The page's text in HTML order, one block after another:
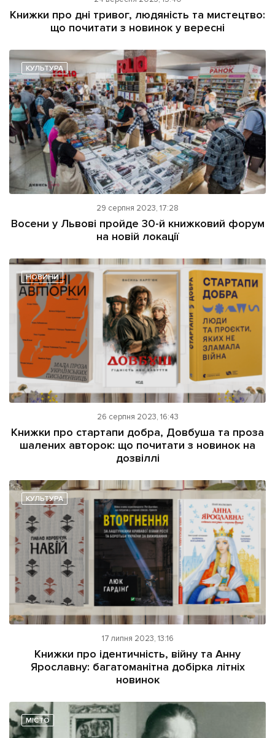
Інтерв'ю
Картки
Репортаж
Розслідування
Погляди
Ініціативи
Лонгріди
Прес-релізи
Фото/Відео
Made in Lviv
Зв'язатися з нами
[email protected] Реклама на сайті
Політика конфіденційності
Наші соц мережі
Підтримати dyvys.info
Книжки про дні тривог, людяність та мистецтво:
що почитати з новинок у вересні
КУЛЬТУРА
29 серпня 2023, 17:28
Восени у Львові пройде 30-й книжковий форум
на новій локації
НОВИНИ
26 серпня 2023, 16:43
Книжки про стартапи добра, Довбуша та проза
шалених авторок: що почитати з новинок на
дозвіллі
КУЛЬТУРА
17 липня 2023, 13:16
Книжки про ідентичність, війну та Анну
Ярославну: багатоманітна добірка літніх
новинок
МІСТО